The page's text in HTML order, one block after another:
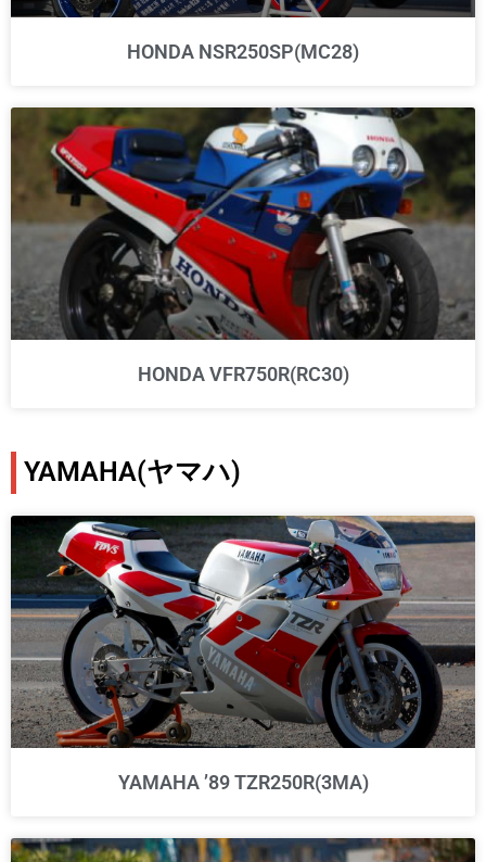
HONDA NSR250SP(MC28)
HONDA VFR750R(RC30)
YAMAHA(ヤマハ)
YAMAHA ’89 TZR250R(3MA)